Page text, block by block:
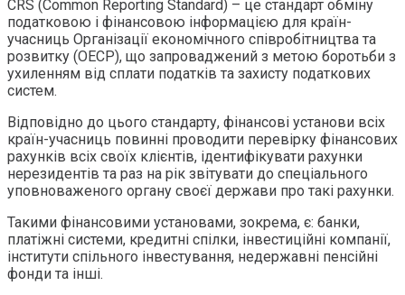
CRS (Common Reporting Standard) – це стандарт обміну
податковою і фінансовою інформацією для країн-
учасниць Організації економічного співробітництва та
розвитку (ОЕСР), що запроваджений з метою боротьби з
ухиленням від сплати податків та захисту податкових
систем.
Відповідно до цього стандарту, фінансові установи всіх
країн-учасниць повинні проводити перевірку фінансових
рахунків всіх своїх клієнтів, ідентифікувати рахунки
нерезидентів та раз на рік звітувати до спеціального
уповноваженого органу своєї держави про такі рахунки.
Такими фінансовими установами, зокрема, є: банки,
платіжні системи, кредитні спілки, інвестиційні компанії,
інститути спільного інвестування, недержавні пенсійні
фонди та інші.